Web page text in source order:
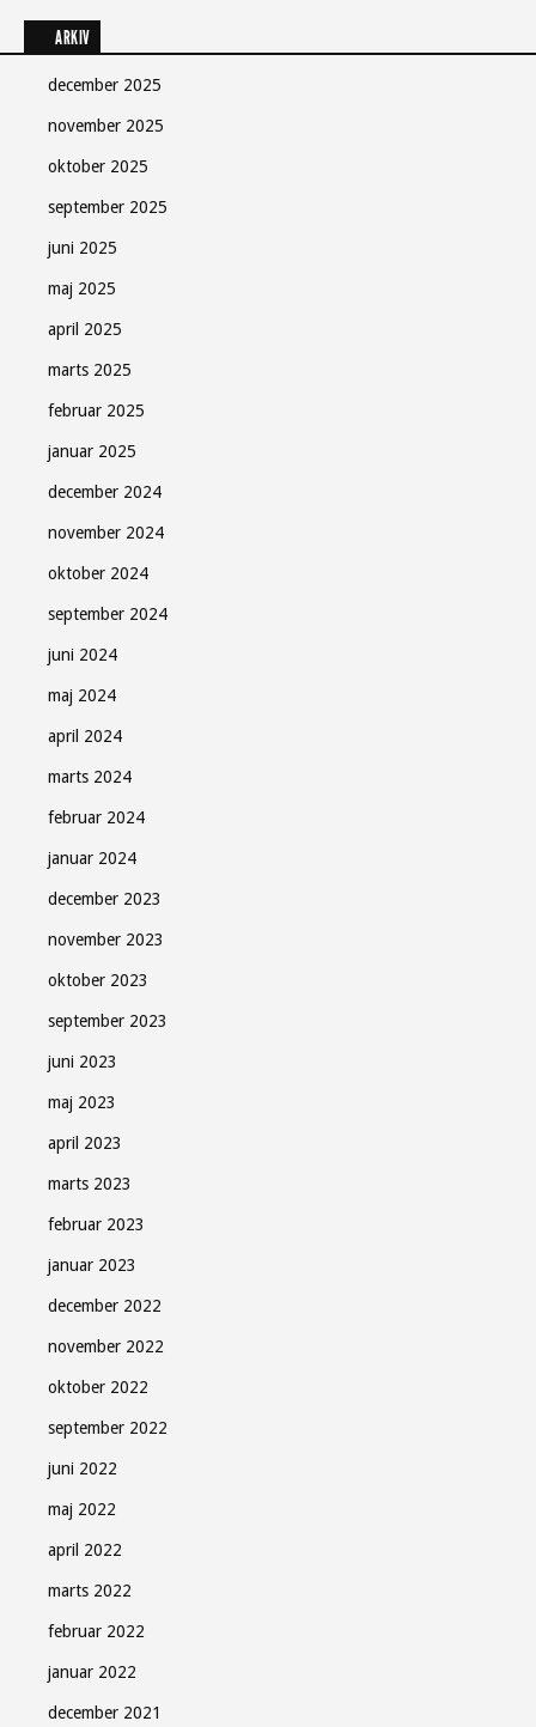
ARKIV
december 2025
november 2025
oktober 2025
september 2025
juni 2025
maj 2025
april 2025
marts 2025
februar 2025
januar 2025
december 2024
november 2024
oktober 2024
september 2024
juni 2024
maj 2024
april 2024
marts 2024
februar 2024
januar 2024
december 2023
november 2023
oktober 2023
september 2023
juni 2023
maj 2023
april 2023
marts 2023
februar 2023
januar 2023
december 2022
november 2022
oktober 2022
september 2022
juni 2022
maj 2022
april 2022
marts 2022
februar 2022
januar 2022
december 2021